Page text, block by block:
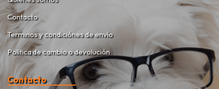
Contacto
Terminos y condiciónes de envío
Política de cambio o devolución
Contacto